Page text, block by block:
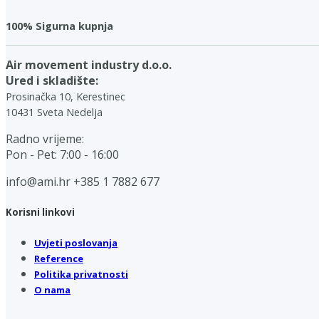
100% Sigurna kupnja
Air movement industry d.o.o.
Ured i skladište:
Prosinačka 10, Kerestinec
10431 Sveta Nedelja
Radno vrijeme:
Pon - Pet: 7:00 - 16:00
info@ami.hr +385 1 7882 677
Korisni linkovi
Uvjeti poslovanja
Reference
Politika privatnosti
O nama